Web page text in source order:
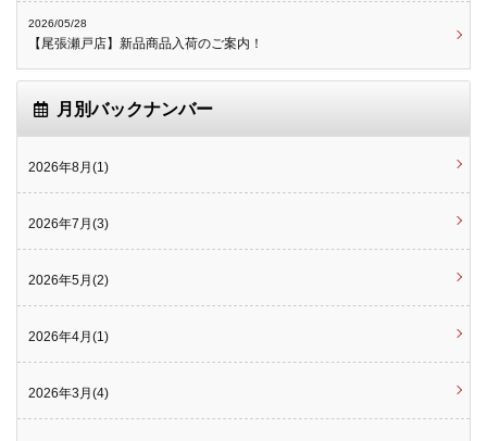
2026/05/28
【尾張瀬戸店】新品商品入荷のご案内！
月別バックナンバー
2026年8月(1)
2026年7月(3)
2026年5月(2)
2026年4月(1)
2026年3月(4)